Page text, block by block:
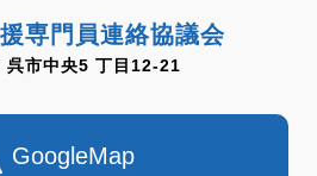
専門員連絡協議会
市中央5 丁目12-21
GoogleMap